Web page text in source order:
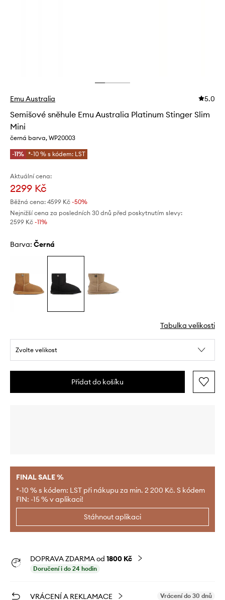
Emu Australia 5.0
Semišové sněhule Emu Australia Platinum Stinger Slim
Mini
černá barva, WP20003
-11% *-10 % s kódem: LST
Aktuální cena:
2299 Kč
Běžná cena: 4599 Kč -50%
Nejnižší cena za posledních 30 dnů před poskytnutím slevy:
2599 Kč -11%
Barva: černá
Tabulka velikosti
Zvolte velikost
Přidat do košíku
FINAL SALE %
*-10 % s kódem: LST při nákupu za min. 2 200 Kč. S kódem
FIN: -15 % v aplikaci!
Stáhnout aplikaci
DOPRAVA ZDARMA od 1800 Kč
Doručení i do 24 hodin
VRÁCENÍ A REKLAMACE Vrácení do 30 dnů